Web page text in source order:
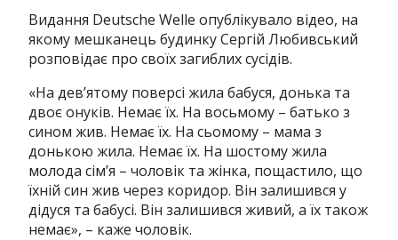
Видання Deutsche Welle опублікувало відео, на
якому мешканець будинку Сергій Любивський
розповідає про своїх загиблих сусідів.
«На дев’ятому поверсі жила бабуся, донька та
двоє онуків. Немає їх. На восьмому – батько з
сином жив. Немає їх. На сьомому – мама з
донькою жила. Немає їх. На шостому жила
молода сім’я – чоловік та жінка, пощастило, що
їхній син жив через коридор. Він залишився у
дідуся та бабусі. Він залишився живий, а їх також
немає», – каже чоловік.